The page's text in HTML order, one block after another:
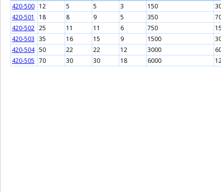
420-500 12 5 5 3 150
420-501
18 8 9 5 350
420-502 25 11 11 6 750
420-503 35 16 15 9 1500
420-504 50 22 22 12 3000
420-505 70 30 30 18 6000